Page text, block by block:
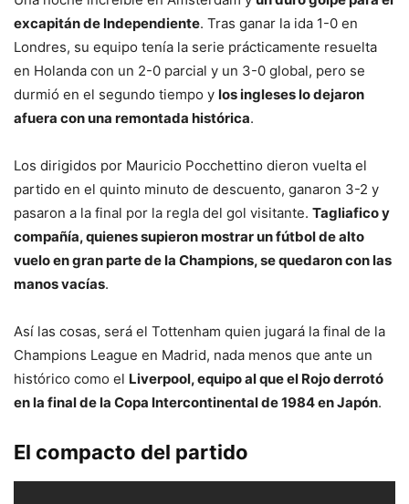
excapitán de Independiente. Tras ganar la ida 1-0 en
Londres, su equipo tenía la serie prácticamente resuelta
en Holanda con un 2-0 parcial y un 3-0 global, pero se
durmió en el segundo tiempo y los ingleses lo dejaron
afuera con una remontada histórica.
Los dirigidos por Mauricio Pocchettino dieron vuelta el
partido en el quinto minuto de descuento, ganaron 3-2 y
pasaron a la final por la regla del gol visitante. Tagliafico y
compañía, quienes supieron mostrar un fútbol de alto
vuelo en gran parte de la Champions, se quedaron con las
manos vacías.
Así las cosas, será el Tottenham quien jugará la final de la
Champions League en Madrid, nada menos que ante un
histórico como el Liverpool, equipo al que el Rojo derrotó
en la final de la Copa Intercontinental de 1984 en Japón.
El compacto del partido